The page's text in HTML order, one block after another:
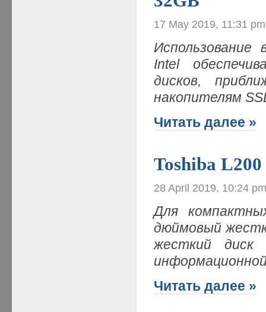
17 May 2019, 11:31 pm
Intel
дисков,
накопителям
Читать далее »
Toshiba
28 April 2019, 10:24
Для
дюймовый
жесткий
Читать далее »